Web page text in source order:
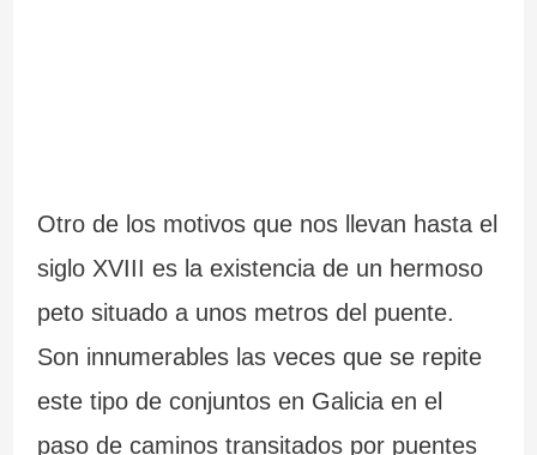
Otro de los motivos que nos llevan hasta el
siglo XVIII es la existencia de un hermoso
peto situado a unos metros del puente.
Son innumerables las veces que se repite
este tipo de conjuntos en Galicia en el
paso de caminos transitados por puentes